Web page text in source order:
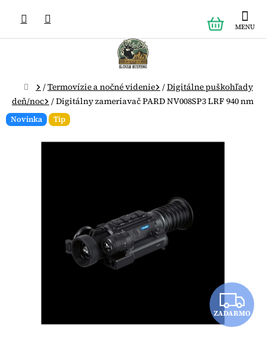
obsah
KOŠÍK
Domov
/Termovízie a nočné videnie /Digitálne puškohľady
deň/noc /Digitálny zameriavač PARD NV008SP3 LRF 940 nm
Novinka Tip
Z
A
ZADARMO